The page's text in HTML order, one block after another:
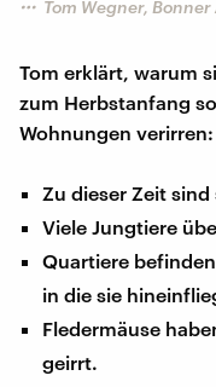
Tom Wegner,
Tom erklärt, warum
zum Herbstanfang
Wohnungen verirren:
Zu dieser Zeit
Viele Jungtiere
Quartiere
in die sie
Fledermäuse
geirrt.